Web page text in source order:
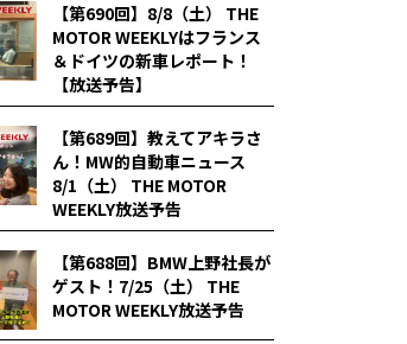
【第690回】8/8（土） THE
MOTOR WEEKLYはフランス
＆ドイツの新車レポート！
【放送予告】
【第689回】教えてアキラさ
ん！MW的自動車ニュース
8/1（土） THE MOTOR
WEEKLY放送予告
【第688回】BMW上野社長が
ゲスト！7/25（土） THE
MOTOR WEEKLY放送予告